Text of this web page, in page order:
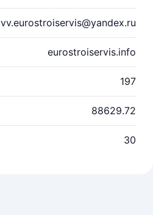
vv.eurostroiservis@yandex.ru
eurostroiservis.info
197
88629.72
30